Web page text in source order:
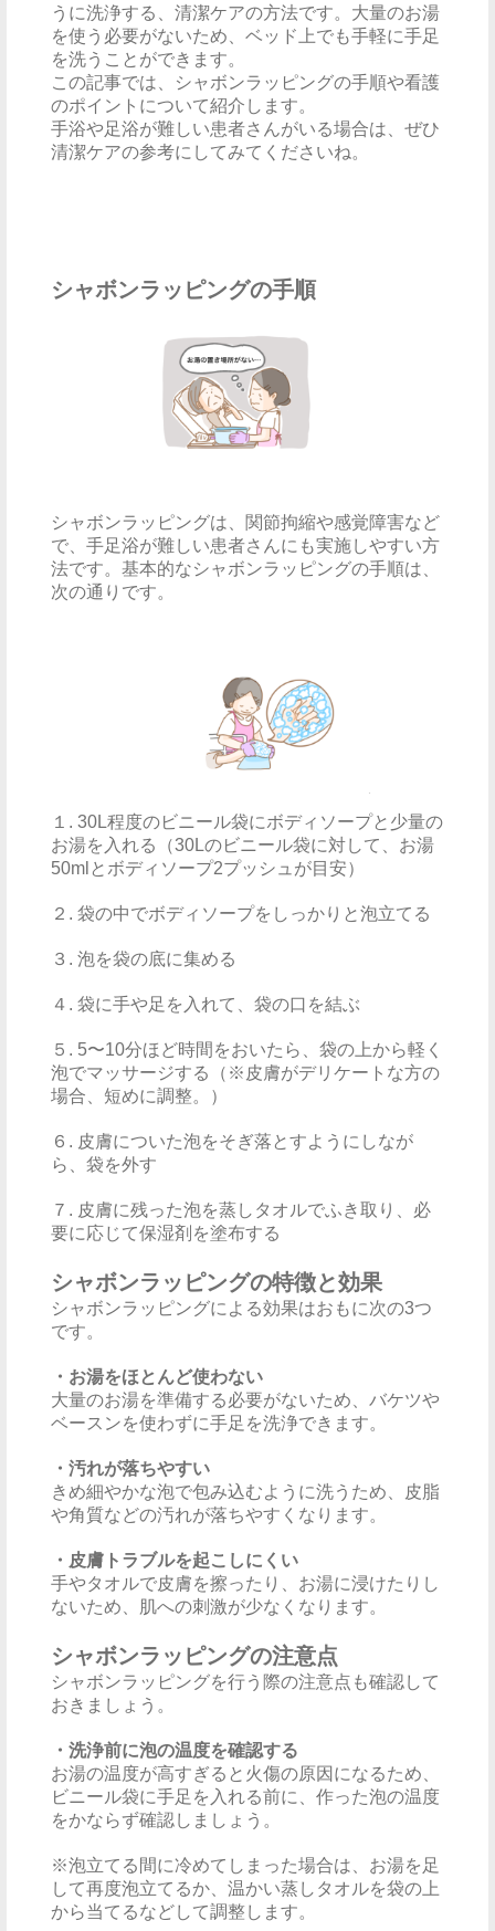
うに洗浄する、清潔ケアの方法です。大量のお湯
を使う必要がないため、ベッド上でも手軽に手足
を洗うことができます。
この記事では、シャボンラッピングの手順や看護
のポイントについて紹介します。
手浴や足浴が難しい患者さんがいる場合は、ぜひ
清潔ケアの参考にしてみてくださいね。
シャボンラッピングの手順
シャボンラッピングは、関節拘縮や感覚障害など
で、手足浴が難しい患者さんにも実施しやすい方
法です。基本的なシャボンラッピングの手順は、
次の通りです。
１. 30L程度のビニール袋にボディソープと少量の
お湯を入れる（30Lのビニール袋に対して、お湯
50mlとボディソープ2プッシュが目安）
２. 袋の中でボディソープをしっかりと泡立てる
３. 泡を袋の底に集める
４. 袋に手や足を入れて、袋の口を結ぶ
５. 5〜10分ほど時間をおいたら、袋の上から軽く
泡でマッサージする（※皮膚がデリケートな方の
場合、短めに調整。）
６. 皮膚についた泡をそぎ落とすようにしなが
ら、袋を外す
７. 皮膚に残った泡を蒸しタオルでふき取り、必
要に応じて保湿剤を塗布する
シャボンラッピングの特徴と効果
シャボンラッピングによる効果はおもに次の3つ
です。
・お湯をほとんど使わない
大量のお湯を準備する必要がないため、バケツや
ベースンを使わずに手足を洗浄できます。
・汚れが落ちやすい
きめ細やかな泡で包み込むように洗うため、皮脂
や角質などの汚れが落ちやすくなります。
・皮膚トラブルを起こしにくい
手やタオルで皮膚を擦ったり、お湯に浸けたりし
ないため、肌への刺激が少なくなります。
シャボンラッピングの注意点
シャボンラッピングを行う際の注意点も確認して
おきましょう。
・洗浄前に泡の温度を確認する
お湯の温度が高すぎると火傷の原因になるため、
ビニール袋に手足を入れる前に、作った泡の温度
をかならず確認しましょう。
※泡立てる間に冷めてしまった場合は、お湯を足
して再度泡立てるか、温かい蒸しタオルを袋の上
から当てるなどして調整します。